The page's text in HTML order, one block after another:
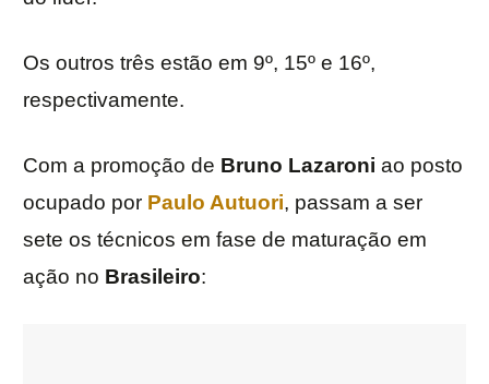
Os outros três estão em 9º, 15º e 16º,
respectivamente.
Com a promoção de Bruno Lazaroni ao posto
ocupado por Paulo Autuori, passam a ser
sete os técnicos em fase de maturação em
ação no Brasileiro: